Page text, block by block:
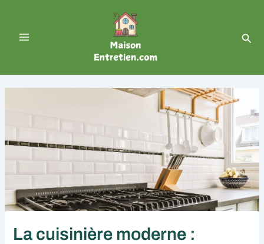
Menu
La cuisinière moderne :